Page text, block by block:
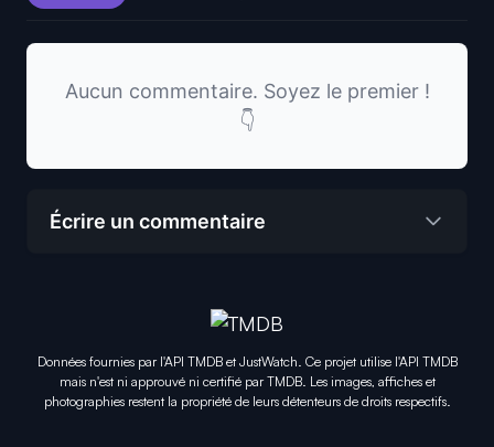
Aucun commentaire. Soyez le premier !
👇
Écrire un commentaire
Données fournies par l'API TMDB et JustWatch. Ce projet utilise l'API TMDB
mais n'est ni approuvé ni certifié par TMDB. Les images, affiches et
photographies restent la propriété de leurs détenteurs de droits respectifs.